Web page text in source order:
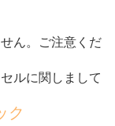
ん。ご注意くだ
ルに関しまして
ク